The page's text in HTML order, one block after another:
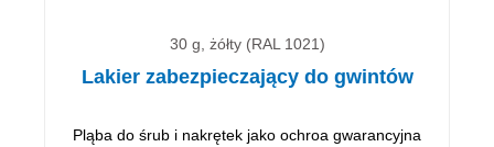
30 g, żółty (RAL 1021)
Lakier zabezpieczający do gwintów
Pląba do śrub i nakrętek jako ochroa gwarancyjna